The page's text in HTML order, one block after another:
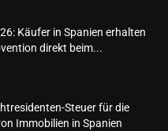
Käufer in Spanien erhalten
direkt beim...
Steuer für die
Immobilien in Spanien